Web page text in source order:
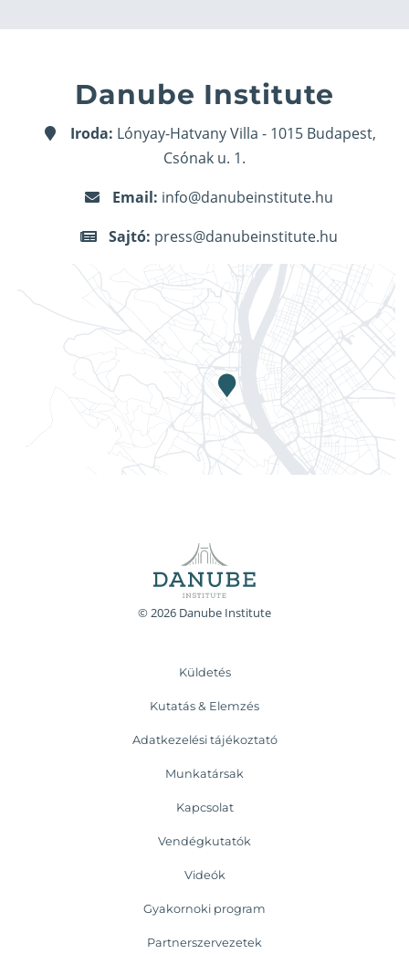
Danube Institute
Iroda: Lónyay-Hatvany Villa - 1015 Budapest,
Csónak u. 1.
Email: info@danubeinstitute.hu
Sajtó: press@danubeinstitute.hu
© 2026 Danube Institute
Küldetés
Kutatás & Elemzés
Adatkezelési tájékoztató
Munkatársak
Kapcsolat
Vendégkutatók
Videók
Gyakornoki program
Partnerszervezetek